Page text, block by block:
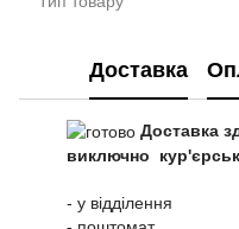
Доставка
Доставка
виключно
- у відділення